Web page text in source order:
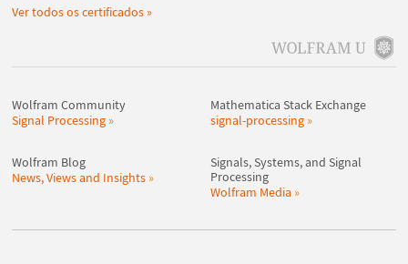
Ver todos os certificados
Wolfram Community
Signal Processing
Mathematica Stack Exchange
signal-processing
Wolfram Blog
News, Views and Insights
Signals, Systems, and Signal
Processing
Wolfram Media